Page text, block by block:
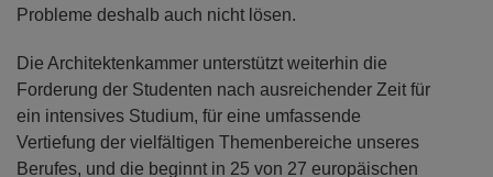
Probleme deshalb auch nicht lösen.
Die Architektenkammer unterstützt weiterhin die
Forderung der Studenten nach ausreichender Zeit für
ein intensives Studium, für eine umfassende
Vertiefung der vielfältigen Themenbereiche unseres
Berufes, und die beginnt in 25 von 27 europäischen